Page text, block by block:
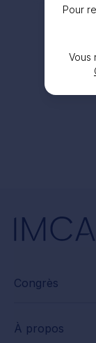
Pour
Vous
Congrès
À propos